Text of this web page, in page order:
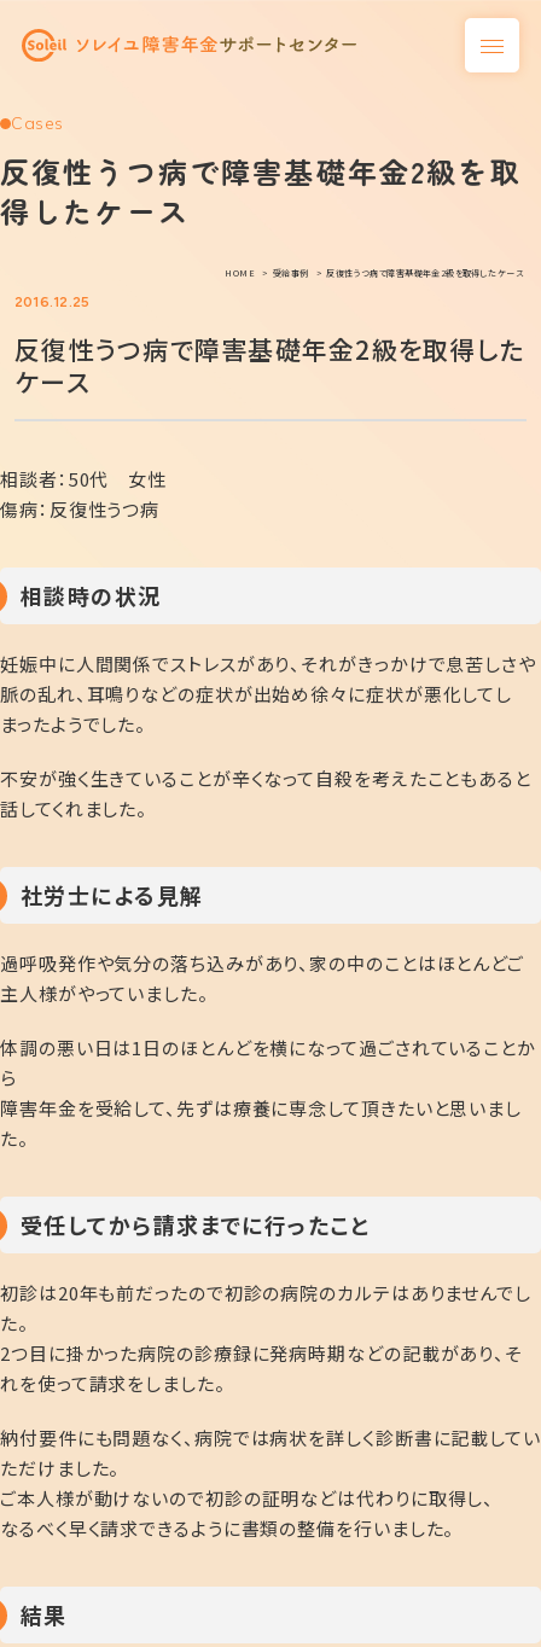
Cases
反復性うつ病で障害基礎年金2級を取
得したケース
HOME 受給事例 反復性うつ病で障害基礎年金2級を取得したケース
2016.12.25
反復性うつ病で障害基礎年金2級を取得した
ケース
相談者：50代 女性
傷病：反復性うつ病
相談時の状況
妊娠中に人間関係でストレスがあり、それがきっかけで息苦しさや
脈の乱れ、耳鳴りなどの症状が出始め徐々に症状が悪化してし
まったようでした。
不安が強く生きていることが辛くなって自殺を考えたこともあると
話してくれました。
社労士による見解
過呼吸発作や気分の落ち込みがあり、家の中のことはほとんどご
主人様がやっていました。
体調の悪い日は1日のほとんどを横になって過ごされていることか
ら
障害年金を受給して、先ずは療養に専念して頂きたいと思いまし
た。
受任してから請求までに行ったこと
初診は20年も前だったので初診の病院のカルテはありませんでし
た。
2つ目に掛かった病院の診療録に発病時期などの記載があり、そ
れを使って請求をしました。
納付要件にも問題なく、病院では病状を詳しく診断書に記載してい
ただけました。
ご本人様が動けないので初診の証明などは代わりに取得し、
なるべく早く請求できるように書類の整備を行いました。
結果